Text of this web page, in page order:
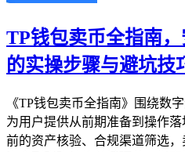
TP钱包卖币全指南
的实操步骤与避坑技
《TP钱包卖币全指南》围绕数
为用户提供从前期准备到操作
前的资产核验、合规渠道筛选